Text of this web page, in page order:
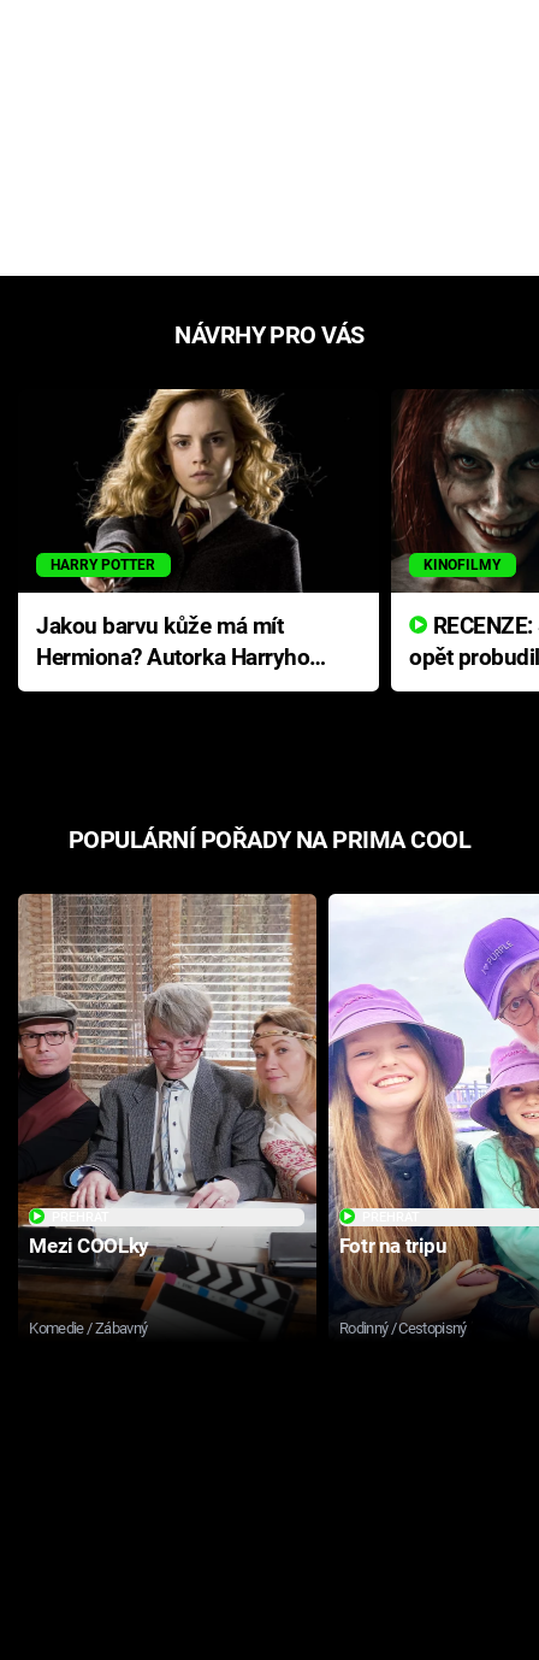
NÁVRHY PRO VÁS
HARRY POTTER
Jakou barvu kůže má mít
Hermiona? Autorka Harryho
Pottera přišla s ráznou
KINOFILMY
opět
přichází s
POPULÁRNÍ POŘADY NA PRIMA COOL
Mezi COOLky
Komedie / Zábavný
Fotr na tripu
Rodinný / Cestopisný